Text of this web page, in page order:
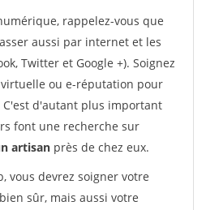
rappelez-vous que
aussi par internet et les
Twitter et Google +). Soignez
ou e-réputation pour
d'autant plus important
font une recherche sur
artisan près de chez eux.
vous devrez soigner votre
sûr, mais aussi votre